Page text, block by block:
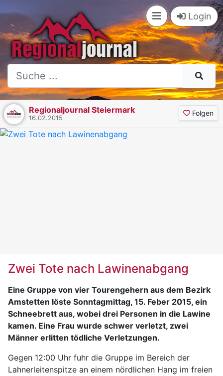
Login
Regionaljournal Steiermark
16.02.2015
Folgen
Zwei Tote nach Lawinenabgang
Eine Gruppe von vier Tourengehern aus dem Bezirk
Amstetten löste Sonntagmittag, 15. Feber 2015, ein
Schneebrett aus, wobei drei Personen in die Lawine
kamen. Eine Frau wurde schwer verletzt, zwei
Männer erlitten tödliche Verletzungen.
Gegen 12:00 Uhr fuhr die Gruppe im Bereich der
Lahnerleitenspitze an einem nördlichen Hang im freien